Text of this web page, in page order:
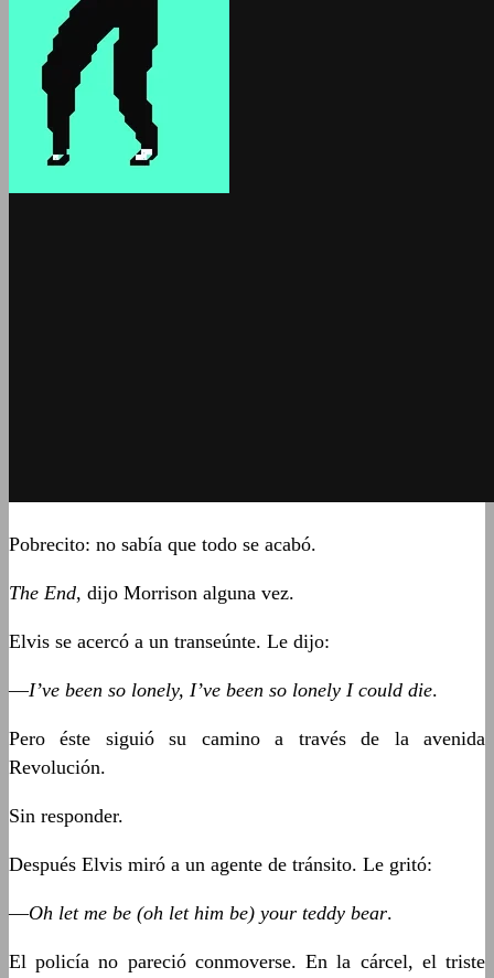
Pobrecito: no sabía que todo se acabó.
The End, dijo Morrison alguna vez.
Elvis se acercó a un transeúnte. Le dijo:
—I’ve been so lonely, I’ve been so lonely I could die.
Pero éste siguió su camino a través de la avenida
Revolución.
Sin responder.
Después Elvis miró a un agente de tránsito. Le gritó:
—Oh let me be (oh let him be) your teddy bear.
El policía no pareció conmoverse. En la cárcel, el triste